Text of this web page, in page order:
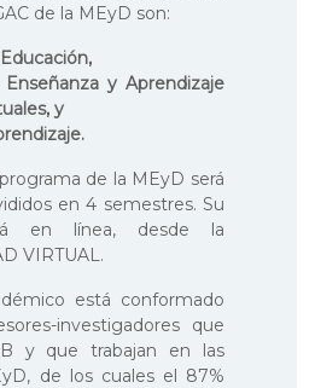
de la MEyD son:
y Aprendizaje
y
de la MEyD será
en 4 semestres. Su
en línea, desde la
VIRTUAL.
está conformado
investigadores que
y que trabajan en las
de los cuales el 87%